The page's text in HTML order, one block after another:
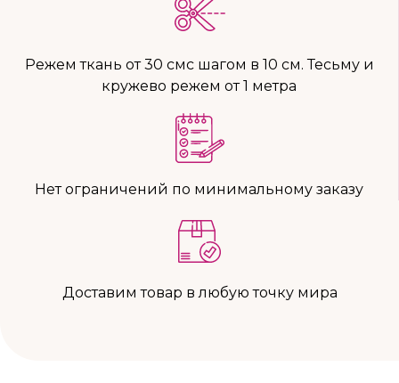
Режем ткань от 30 смс шагом в 10 см. Тесьму и
кружево режем от 1 метра
Нет ограничений по минимальному заказу
Доставим товар в любую точку мира